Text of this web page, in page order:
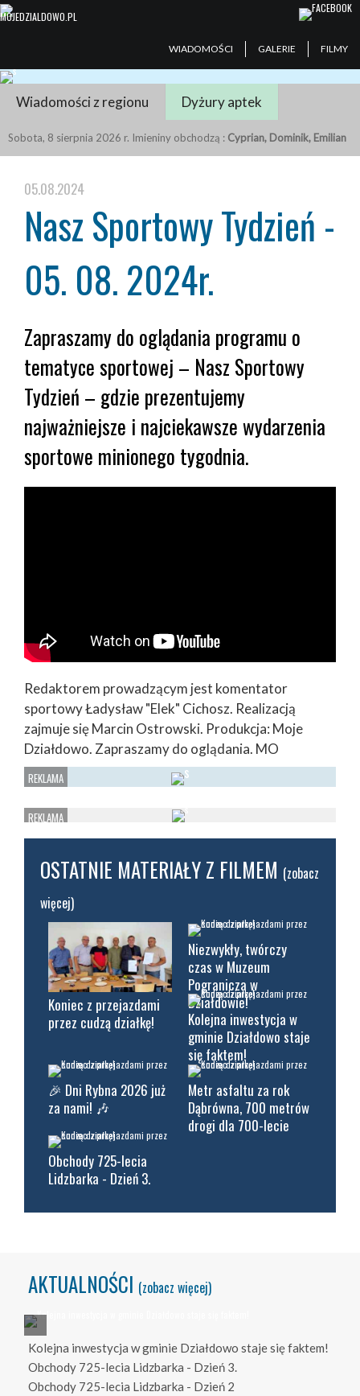
WIADOMOŚCI GALERIE FILMY
Wiadomości z regionu Dyżury aptek
Sobota, 8 sierpnia 2026 r. Imieniny obchodzą : Cyprian, Dominik, Emilian
05.08.2024
Nasz Sportowy Tydzień -
05. 08. 2024r.
Zapraszamy do oglądania programu o
tematyce sportowej – Nasz Sportowy
Tydzień – gdzie prezentujemy
najważniejsze i najciekawsze wydarzenia
sportowe minionego tygodnia.
Redaktorem prowadzącym jest komentator
sportowy Ładysław "Elek" Cichosz. Realizacją
zajmuje się Marcin Ostrowski. Produkcja: Moje
Działdowo. Zapraszamy do oglądania. MO
OSTATNIE MATERIAŁY Z FILMEM (zobacz
więcej)
Koniec z przejazdami
przez cudzą działkę!
Niezwykły, twórczy
czas w Muzeum
Pogranicza w
Działdowie!
Kolejna inwestycja w
gminie Działdowo staje
się faktem!
🎉 Dni Rybna 2026 już
za nami! 🎶
Metr asfaltu za rok
Dąbrówna, 700 metrów
drogi dla 700-lecie
Obchody 725-lecia
Lidzbarka - Dzień 3.
AKTUALNOŚCI (zobacz więcej)
Kolejna inwestycja w gminie Działdowo staje się faktem!
Obchody 725-lecia Lidzbarka - Dzień 3.
Obchody 725-lecia Lidzbarka - Dzień 2